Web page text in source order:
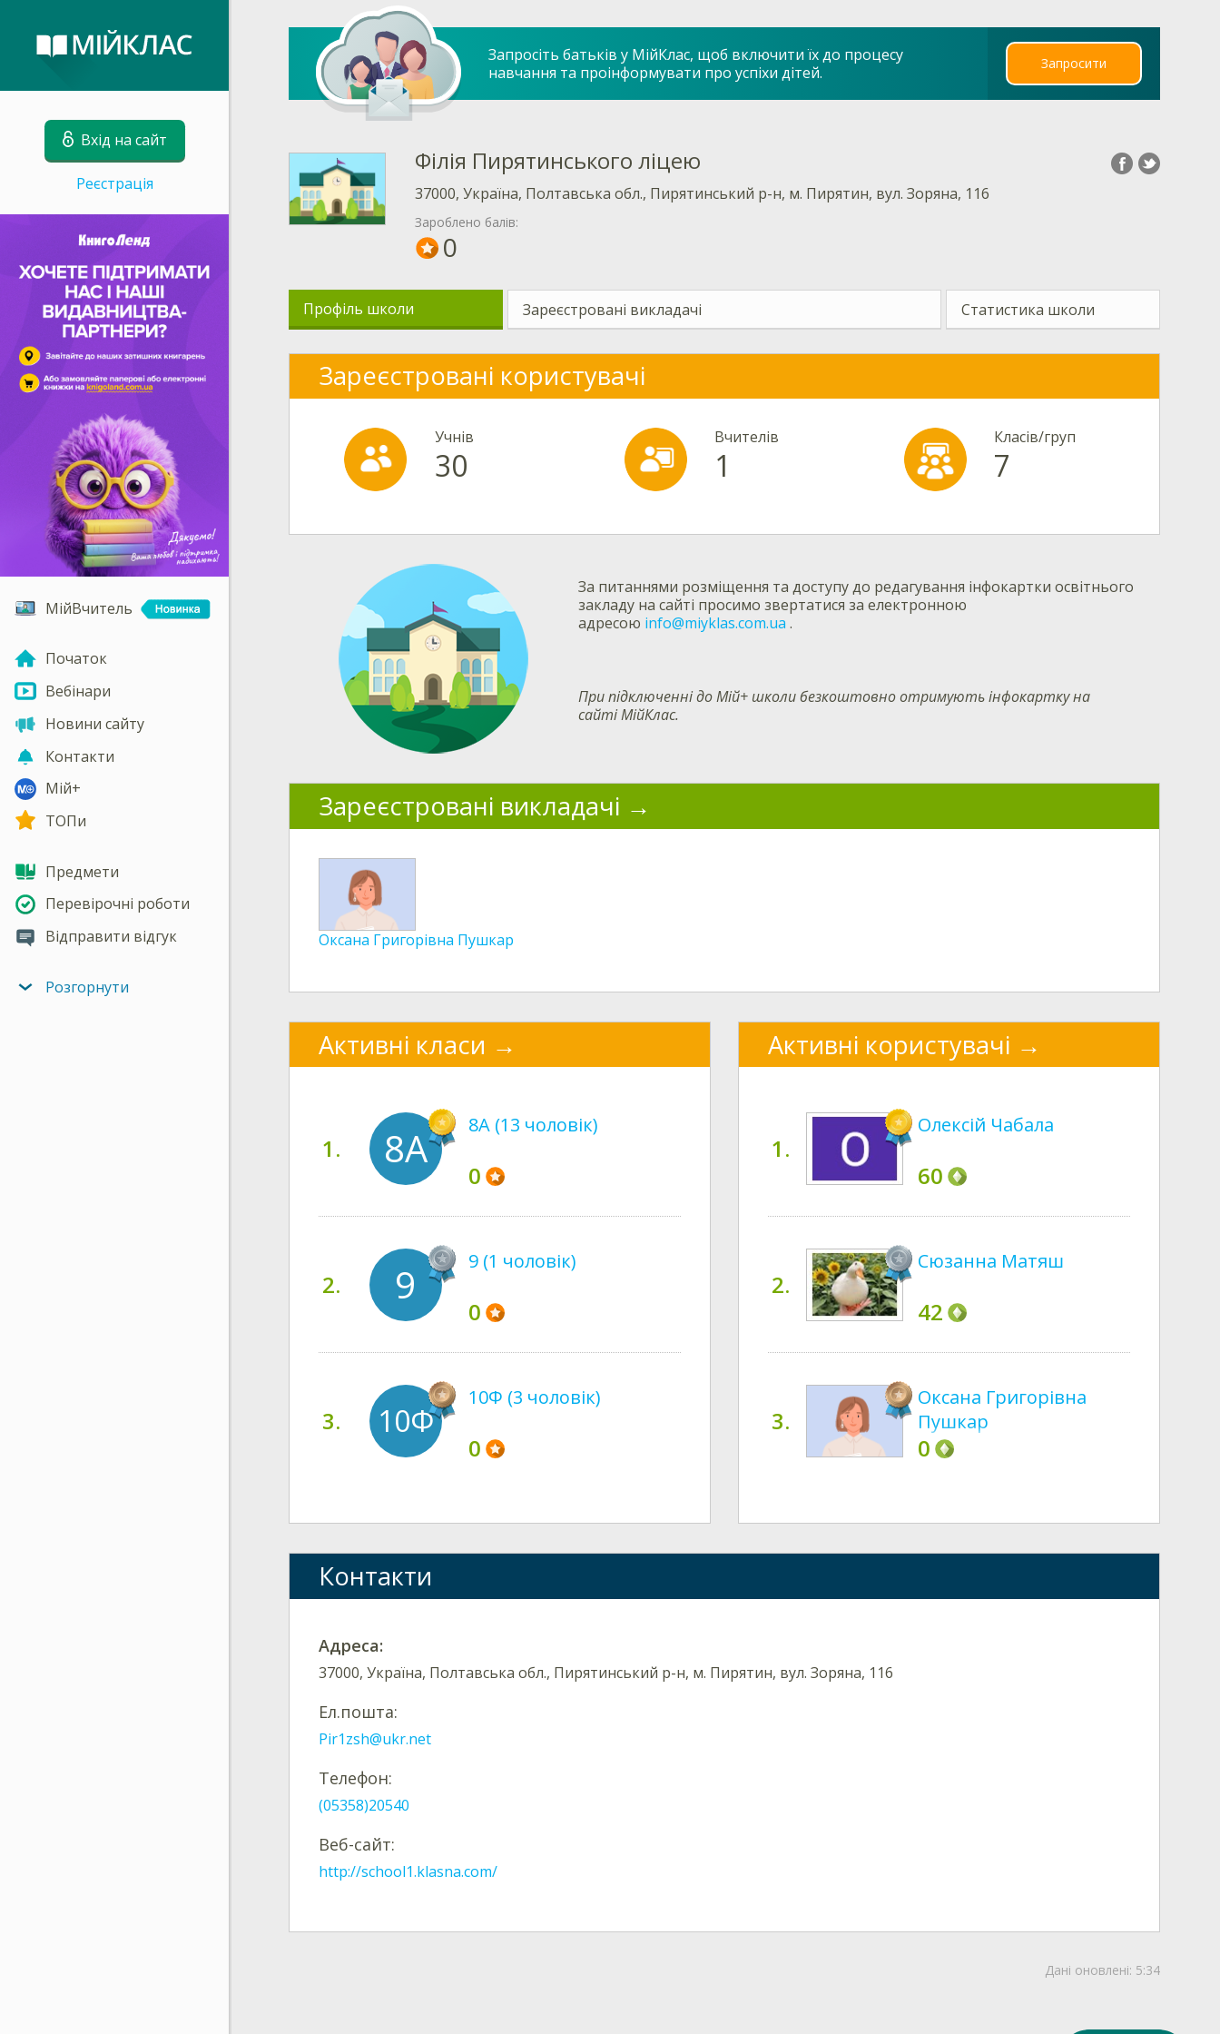
Вхід на сайт
Реєстрація
МійВчитель
Початок
Вебінари
Новини сайту
Контакти
Мій+
ТОПи
Предмети
Перевірочні роботи
Відправити відгук
Розгорнути
Запросіть батьків у МійКлас, щоб включити їх до процесу
навчання та проінформувати про успіхи дітей.
Запросити
Філія Пирятинського ліцею
37000, Україна, Полтавська обл., Пирятинський р-н, м. Пирятин, вул. Зоряна, 116
Зароблено балів:
0
Профіль школи Зареєстровані викладачі Статистика школи
Зареєстровані користувачі
Учнів
30
Вчителів
1
Класів/груп
7
За питаннями розміщення та доступу до редагування інфокартки освітнього
закладу на сайті просимо звертатися за електронною
адресою info@miyklas.com.ua .
При підключенні до Мій+ школи безкоштовно отримують інфокартку на
сайті МійКлас.
Зареєстровані викладачі
Оксана Григорівна Пушкар
Активні класи
1. 8А 8А (13 чоловік)
0
2. 9 9 (1 чоловік)
0
3. 10Ф
10Ф (3 чоловік)
0
Активні користувачі
1.
Олексій Чабала
60
2.
Сюзанна Матяш
42
3.
Оксана Григорівна
Пушкар
0
Контакти
Адреса:
37000, Україна, Полтавська обл., Пирятинський р-н, м. Пирятин, вул. Зоряна, 116
Ел.пошта:
Pir1zsh@ukr.net
Телефон:
(05358)20540
Веб-сайт:
http://school1.klasna.com/
Дані оновлені: 5:34